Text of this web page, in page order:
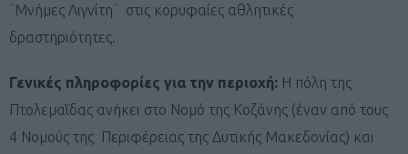
¨Μνήμες Λιγνίτη¨ στις κορυφαίες αθλητικές
δραστηριότητες.
Γενικές πληροφορίες για την περιοχή: Η πόλη της
Πτολεμαΐδας ανήκει στο Νομό της Κοζάνης (έναν από τους
4 Νομούς της Περιφέρειας της Δυτικής Μακεδονίας) και